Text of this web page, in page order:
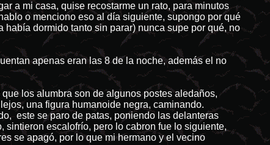
a mi casa, quise recostarme un rato, para minutos
o menciono eso al día siguiente, supongo por qué
dormido tanto sin parar) nunca supe por qué, no
apenas eran las 8 de la noche, además el no
los alumbra son de algunos postes aledaños,
una figura humanoide negra, caminando.
este se paro de patas, poniendo las delanteras
escalofrío, pero lo cabron fue lo siguiente,
se apagó, por lo que mi hermano y el vecino